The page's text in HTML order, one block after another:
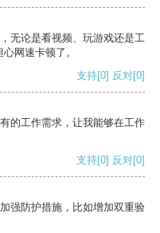
无论是看视频、玩游戏还是工
网速卡顿了。
支持[0] 反对[0]
的工作需求，让我能够在工作
支持[0] 反对[0]
强防护措施，比如增加双重验